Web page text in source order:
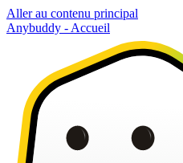
Aller au contenu principal
Anybuddy - Accueil